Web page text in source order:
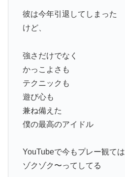
彼は今年引退してしまった
けど、
強さだけでなく
かっこよさも
テクニックも
遊び心も
兼ね備えた
僕の最高のアイドル
YouTubeで今もプレー観ては
ゾクゾク〜ってしてる